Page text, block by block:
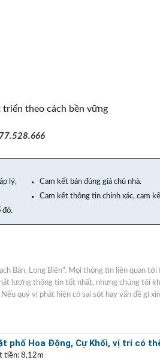
theo cách bền vững
lý,
Cam kết bán đúng giá chủ nhà.
Cam kết thông tin chính xác, cam
đỏ.
Bàn, Long Biên". Mọi thông tin liên quan
lượng thông tin tốt nhất, nhưng chúng tôi
quý vị phát hiện có sai sót hay vấn đề gì
phố Hoa Động, Cự Khối, vị trí có
tiền: 8,12m